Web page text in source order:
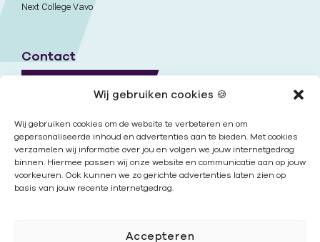
Wij gebruiken cookies 🍪
Wij gebruiken cookies om de website te verbeteren en om
gepersonaliseerde inhoud en advertenties aan te bieden. Met cookies
verzamelen wij informatie over jou en volgen we jouw internetgedrag
binnen. Hiermee passen wij onze website en communicatie aan op jouw
voorkeuren. Ook kunnen we zo gerichte advertenties laten zien op
basis van jouw recente internetgedrag.
Accepteren
Next College Vavo
Contact
Nieuwsbrief